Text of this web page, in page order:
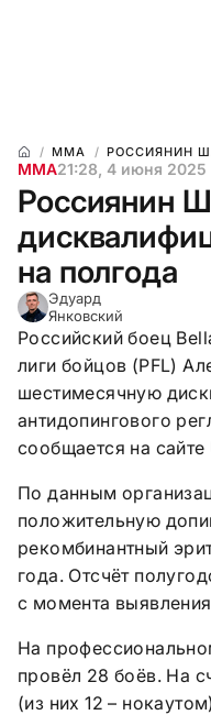
ММА РОССИЯНИН
ММА21:28, 4 июня 2025
Россиянин
на полгода
Эдуард
Янковский
Российский боец
лиги бойцов (PFL)
шестимесячную
антидопингового
сообщается на сайте
По данным
положительную
рекомбинантный
года. Отсчёт
с момента
На
провёл 28 боёв. На
(из них 12 –